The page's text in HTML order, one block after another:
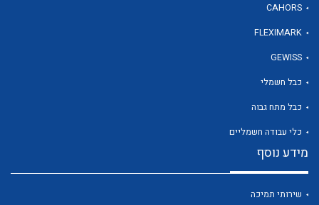
לכל מוצרי היצרן
CAHORS
FLEXIMARK
GEWISS
כבל חשמלי
כבל מתח גבוה
כלי עבודה חשמליים
מידע נוסף
שירותי תמיכה